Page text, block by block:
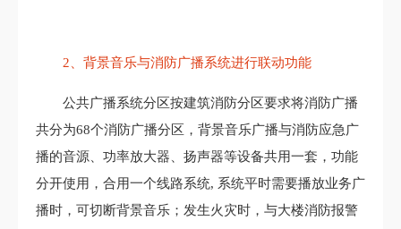
2、背景音乐与消防广播系统进行联动功能
公共广播系统分区按建筑消防分区要求将消防广播
共分为68个消防广播分区，背景音乐广播与消防应急广
播的音源、功率放大器、扬声器等设备共用一套，功能
分开使用，合用一个线路系统, 系统平时需要播放业务广
播时，可切断背景音乐；发生火灾时，与大楼消防报警